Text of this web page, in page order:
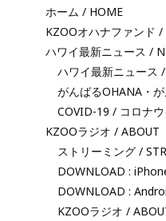
ホーム / HOME
KZOOオハナファンド
ハワイ最新ニュース /
ハワイ最新ニュース
がんばるOHANA・
COVID-19 / コロナ
KZOOラジオ / ABOUT
ストリーミング /
DOWNLOAD :
DOWNLOAD :
KZOOラジオ /